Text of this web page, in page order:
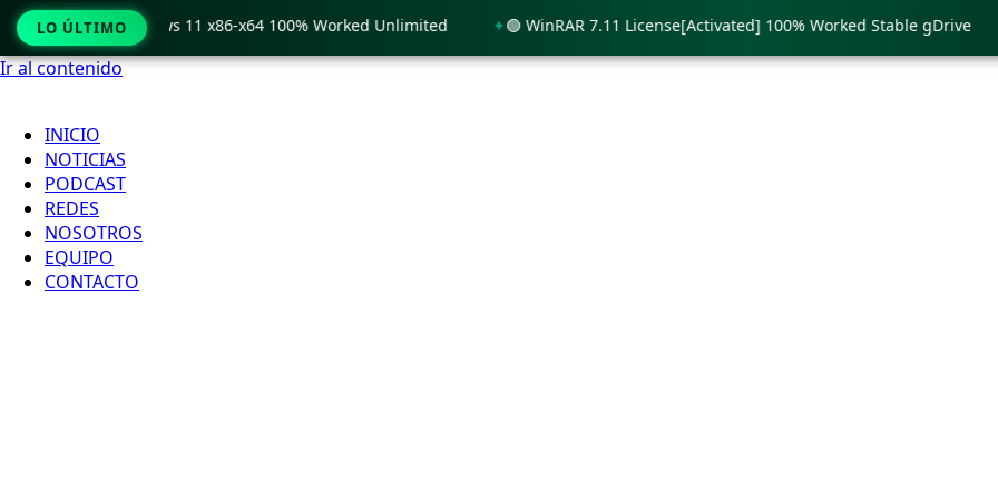
Ir al contenido
INICIO
NOTICIAS
PODCAST
REDES
NOSOTROS
EQUIPO
CONTACTO
LO ÚLTIMO
only Windows 11 x86-x64 100% Worked Unlimited 🟢 WinRAR 7.11 License[Activated] 100% Worked Stable gDrive